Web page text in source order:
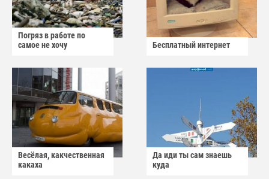
Погряз в работе по
самое не хочу
Бесплатный интернет
Весёлая, какчественная
какаха
Да иди ты сам знаешь
куда